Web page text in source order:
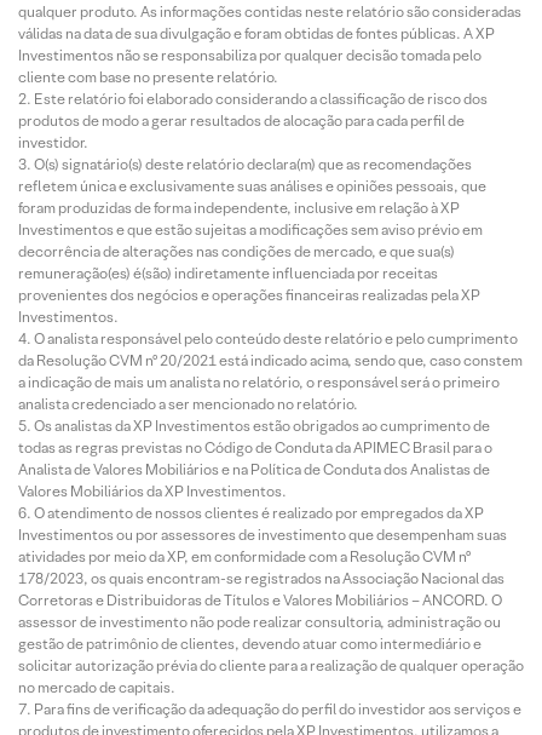
qualquer produto. As informações contidas neste relatório são consideradas
válidas na data de sua divulgação e foram obtidas de fontes públicas. A XP
Investimentos não se responsabiliza por qualquer decisão tomada pelo
cliente com base no presente relatório.
Este relatório foi elaborado considerando a classificação de risco dos
produtos de modo a gerar resultados de alocação para cada perfil de
investidor.
O(s) signatário(s) deste relatório declara(m) que as recomendações
refletem única e exclusivamente suas análises e opiniões pessoais, que
foram produzidas de forma independente, inclusive em relação à XP
Investimentos e que estão sujeitas a modificações sem aviso prévio em
decorrência de alterações nas condições de mercado, e que sua(s)
remuneração(es) é(são) indiretamente influenciada por receitas
provenientes dos negócios e operações financeiras realizadas pela XP
Investimentos.
O analista responsável pelo conteúdo deste relatório e pelo cumprimento
da Resolução CVM nº 20/2021 está indicado acima, sendo que, caso constem
a indicação de mais um analista no relatório, o responsável será o primeiro
analista credenciado a ser mencionado no relatório.
Os analistas da XP Investimentos estão obrigados ao cumprimento de
todas as regras previstas no Código de Conduta da APIMEC Brasil para o
Analista de Valores Mobiliários e na Política de Conduta dos Analistas de
Valores Mobiliários da XP Investimentos.
O atendimento de nossos clientes é realizado por empregados da XP
Investimentos ou por assessores de investimento que desempenham suas
atividades por meio da XP, em conformidade com a Resolução CVM nº
178/2023, os quais encontram-se registrados na Associação Nacional das
Corretoras e Distribuidoras de Títulos e Valores Mobiliários – ANCORD. O
assessor de investimento não pode realizar consultoria, administração ou
gestão de patrimônio de clientes, devendo atuar como intermediário e
solicitar autorização prévia do cliente para a realização de qualquer operação
no mercado de capitais.
Para fins de verificação da adequação do perfil do investidor aos serviços e
produtos de investimento oferecidos pela XP Investimentos, utilizamos a